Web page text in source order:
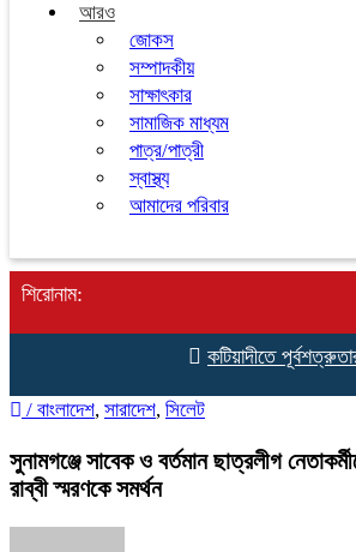
আরও
জোকস
সম্পাদকীয়
সাক্ষাৎকার
সামাজিক মাধ্যম
পাত্র/পাত্রী
স্বাস্থ্য
আমাদের পরিবার
শিরোনাম:
কটিয়াদীতে পূর্বশত্রুতার
/ বাংলাদেশ, সারাদেশ, সিলেট
সুনামগঞ্জে সাবেক ও বর্তমান ছাত্রলীগ
রাব্বী স্মরণকে সমর্থন